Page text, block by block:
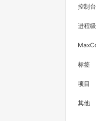
控制
进程
标签
项目
其他